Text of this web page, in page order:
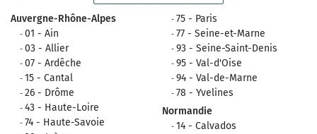
Auvergne-Rhône-Alpes
01 - Ain
03 - Allier
07 - Ardêche
15 - Cantal
26 - Drôme
43 - Haute-Loire
74 - Haute-Savoie
75 - Paris
77 - Seine-et-Marne
93 - Seine-Saint-Denis
95 - Val-d'Oise
94 - Val-de-Marne
78 - Yvelines
Normandie
14 - Calvados